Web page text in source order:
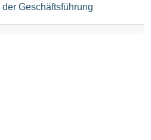
Geschäftsführung